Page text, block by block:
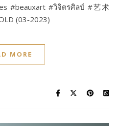
#beauxart #วิจิตรศิลป์ #艺术
(03-2023)
MORE